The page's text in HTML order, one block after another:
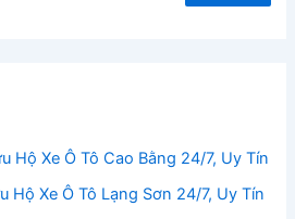
Hộ Xe Ô Tô Cao Bằng 24/7, Uy Tín
Hộ Xe Ô Tô Lạng Sơn 24/7, Uy Tín